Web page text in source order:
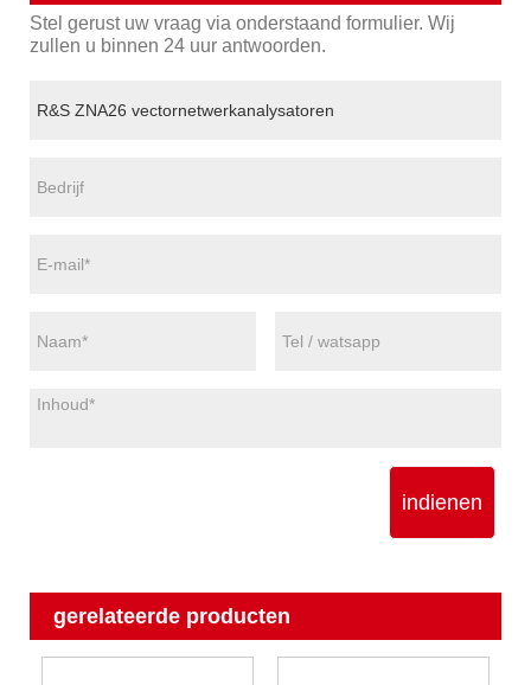
Stel gerust uw vraag via onderstaand formulier. Wij
zullen u binnen 24 uur antwoorden.
indienen
gerelateerde producten